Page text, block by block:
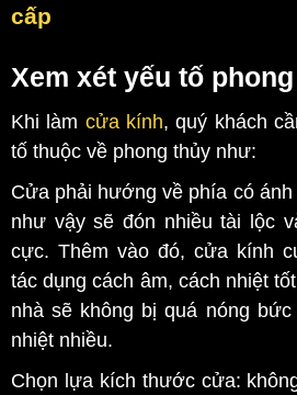
cấp
Xem xét yếu tố
Khi làm cửa kính, quý khách
tố thuộc về phong thủy như:
Cửa phải hướng về phía có
như vậy sẽ đón nhiều tài lộc
cực. Thêm vào đó, cửa kính
tác dụng cách âm, cách nhiệt
nhà sẽ không bị quá nóng
nhiệt nhiều.
Chọn lựa kích thước cửa: